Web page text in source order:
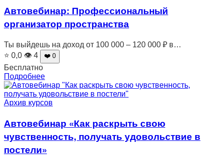
Автовебинар: Профессиональный
организатор пространства
Ты выйдешь на доход от 100 000 – 120 000 ₽ в…
⭐ 0,0 👁 4 ❤️ 0
Бесплатно
Подробнее
Архив курсов
Автовебинар «Как раскрыть свою
чувственность, получать удовольствие в
постели»